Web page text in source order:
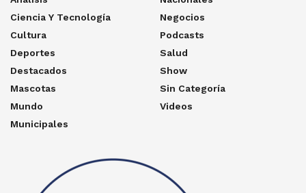
Ciencia Y Tecnología
Cultura
Deportes
Destacados
Mascotas
Mundo
Municipales
Negocios
Podcasts
Salud
Show
Sin Categoría
Videos